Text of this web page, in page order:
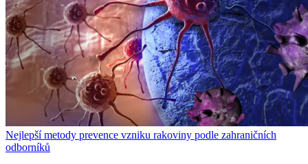
Nejlepší metody prevence vzniku rakoviny podle zahraničních
odborníků